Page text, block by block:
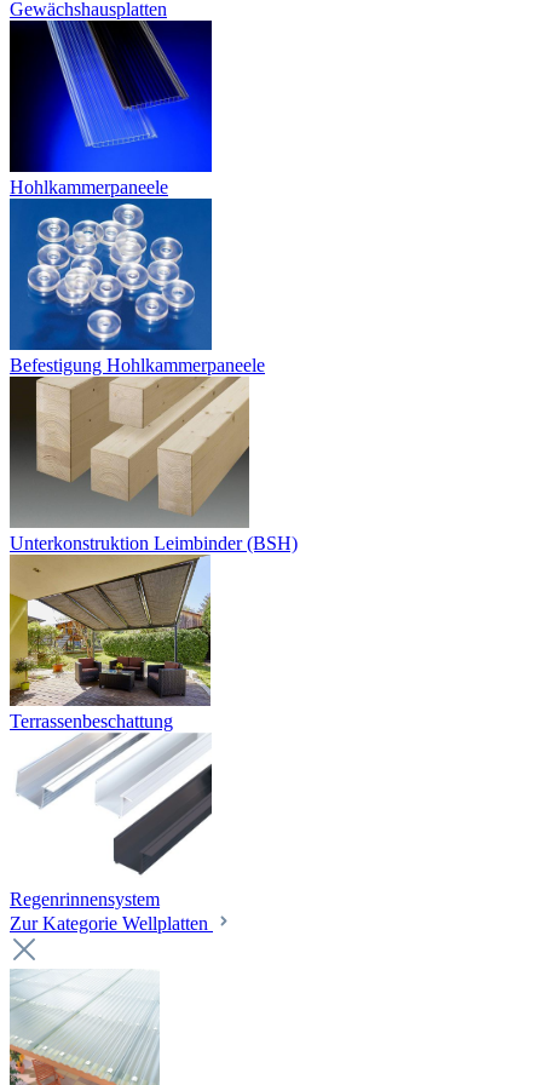
Gewächshausplatten
Hohlkammerpaneele
Befestigung Hohlkammerpaneele
Unterkonstruktion Leimbinder (BSH)
Terrassenbeschattung
Regenrinnensystem
Zur Kategorie Wellplatten